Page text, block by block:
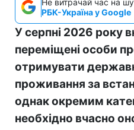
РБК-Україна у Google
У серпні 2026 року
переміщені особи
отримувати
проживання за
однак окремим
необхідно вчасно